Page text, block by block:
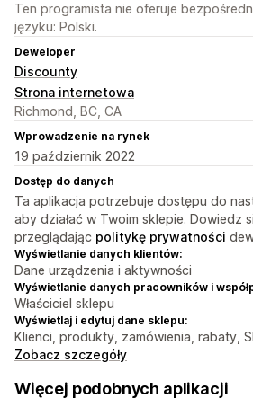
Ten programista nie oferuje
języku: Polski.
Deweloper
Discounty
Strona internetowa
Richmond, BC, CA
Wprowadzenie na rynek
19 październik 2022
Dostęp do danych
Ta aplikacja potrzebuje dostępu do
aby działać w Twoim sklepie. Dowiedz
przeglądając politykę prywatności
Wyświetlanie danych klientów:
Dane urządzenia i aktywności
Wyświetlanie danych pracowników i
Właściciel sklepu
Wyświetlaj i edytuj dane sklepu:
Klienci, produkty, zamówienia, rabaty,
Zobacz szczegóły
Więcej podobnych aplikacji